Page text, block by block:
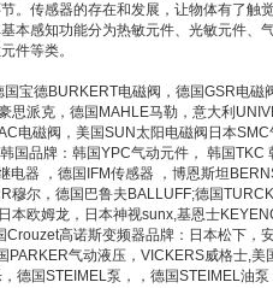
。传感器的存在和发展，让物体有了触
本感知功能分为热敏元件、光敏元件、
件等类。
宝德BURKERT电磁阀，德国GSR电磁
思派克，德国MAHLE马勒，意大利
电磁阀，美国SUN太阳电磁阀日本
国品牌：韩国YPC气动元件， 韩国
器 ，德国IFM传感器 ，博恩斯坦
穆尔，德国巴鲁夫BALLUFF;德国
本欧姆龙，日本神视sunx,基恩士
高诺斯变频器品牌：日本松下，
气动液压，VICKERS威格士,美
德国STEIMEL泵，，德国STEIMEL油泵